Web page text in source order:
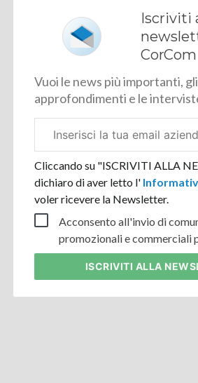
Iscriviti
CorCom
Vuoi le news più importanti, gli
approfondimenti e le
aziendale
Cliccando su "ISCRIVITI ALLA
dichiaro di aver letto l'
voler ricevere la Newsletter.
Acconsento all'invio di
promozionali e commerciali
ISCRIVITI ALLA